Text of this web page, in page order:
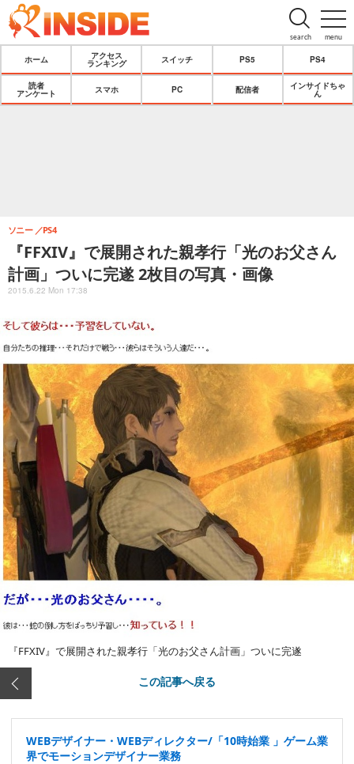
menu
search
ホーム
アクセス
ランキング
スイッチ PS5 PS4
読者
アンケート
スマホ PC 配信者
インサイドちゃ
ん
『FFXIV』で展開された親孝行「光のお父さん
計画」ついに完遂 2枚目の写真・画像
ソニー PS4
2015.6.22 Mon 17:38
『FFXIV』で展開された親孝行「光のお父さん計画」ついに完遂
この記事へ戻る
WEBデザイナー・WEBディレクター/「10時始業 」ゲーム業
界でモーションデザイナー業務